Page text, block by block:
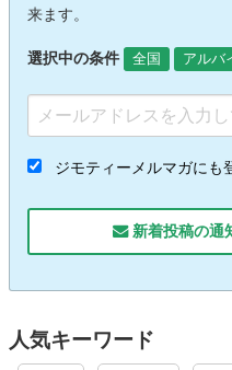
来ます。
選択中の条件 全国 アルバ
ジモティーメルマガにも
新着投稿の通
人気キーワード